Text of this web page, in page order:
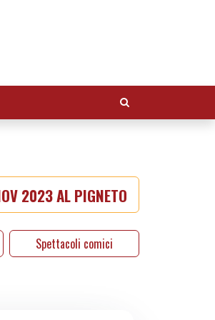
Cerca:
2023 AL PIGNETO
Spettacoli comici